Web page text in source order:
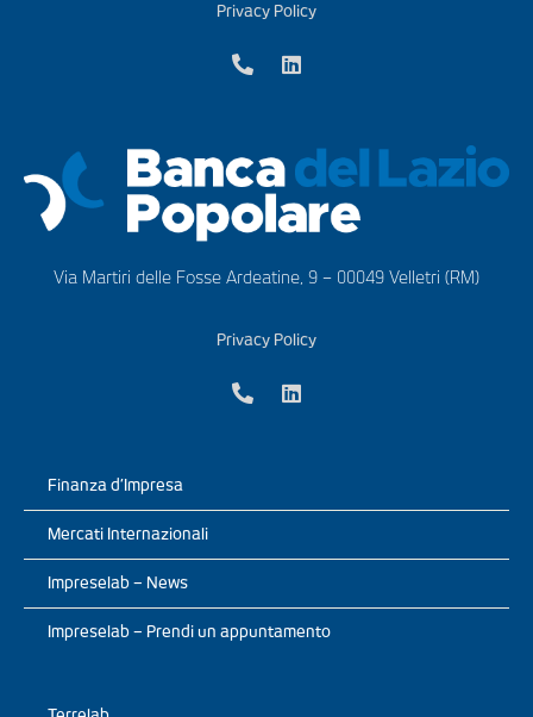
Privacy Policy
Via Martiri delle Fosse Ardeatine, 9 – 00049 Velletri (RM)
Privacy Policy
Finanza d’Impresa
Mercati Internazionali
Impreselab – News
Impreselab – Prendi un appuntamento